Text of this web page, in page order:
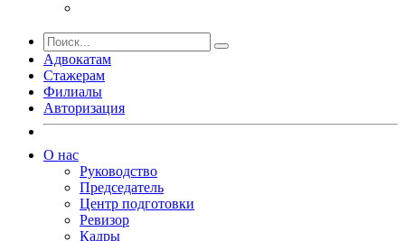
Адвокатам
Стажерам
Филиалы
Авторизация
О нас
Руководство
Председатель
Центр подготовки
Ревизор
Кадры